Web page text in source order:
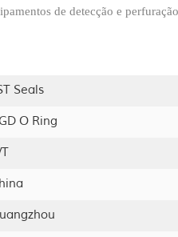
de detecção e
Seals
O Ring